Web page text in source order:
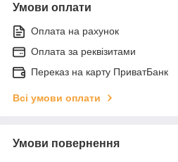
Умови оплати
Оплата на рахунок
Оплата за реквізитами
Переказ на карту ПриватБанк
Всі умови оплати
Умови повернення